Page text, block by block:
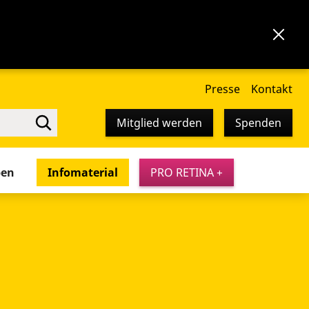
Presse Kontakt
Mitglied werden Spenden
Infomaterial PRO RETINA +